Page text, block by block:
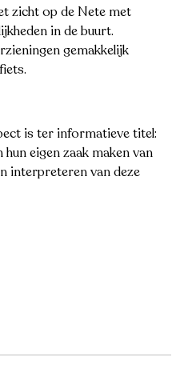
zicht op de Nete met
in de buurt.
gemakkelijk
is ter informatieve titel:
eigen zaak maken van
interpreteren van deze